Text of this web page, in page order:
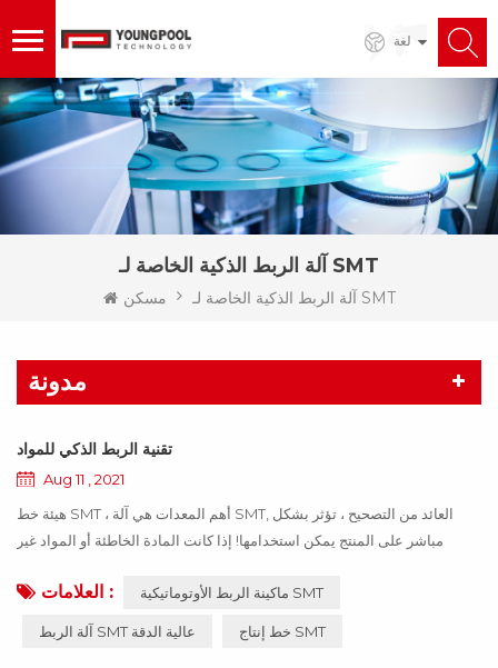
لغة
آلة الربط الذكية الخاصة لـ SMT
مسكن آلة الربط الذكية الخاصة لـ SMT
مدونة
تقنية الربط الذكي للمواد
Aug 11 , 2021
هيئة خط SMT ، أهم المعدات هي آلة SMT, العائد من التصحيح ، تؤثر بشكل
مباشر على المنتج يمكن استخدامها! إذا كانت المادة الخاطئة أو المواد غير
بأكمله عن العمل ، مما يتسبب في خسائر كبيرة للمؤسسة ، ويمكن تجنب هذه
الخسائر من خلال تحديث التكنولوجيا! أقول أدناه كيفية استخدام التكنولوجيا
العلامات : ماكينة الربط الأوتوماتيكية SMT
آلة الربط SMT عالية الدقة خط إنتاج SMT